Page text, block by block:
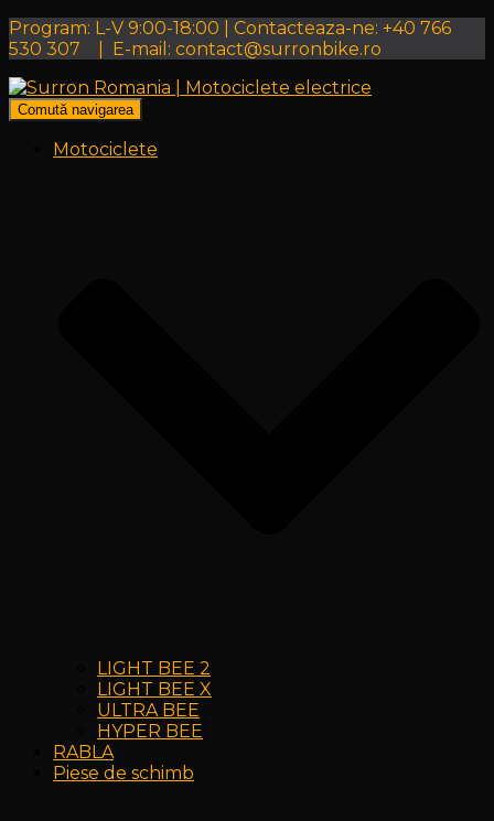
Program: L-V 9:00-18:00 | Contacteaza-ne: +40 766
530 307 | E-mail: contact@surronbike.ro
Comută navigarea
Motociclete
LIGHT BEE 2
LIGHT BEE X
ULTRA BEE
HYPER BEE
RABLA
Piese de schimb